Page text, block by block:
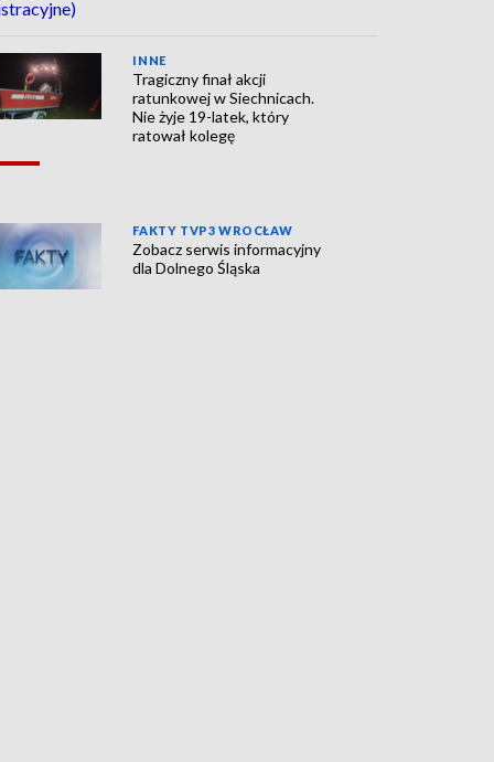
INNE
Tragiczny finał akcji
ratunkowej w Siechnicach.
Nie żyje 19-latek, który
ratował kolegę
FAKTY TVP3 WROCŁAW
Zobacz serwis informacyjny
dla Dolnego Śląska